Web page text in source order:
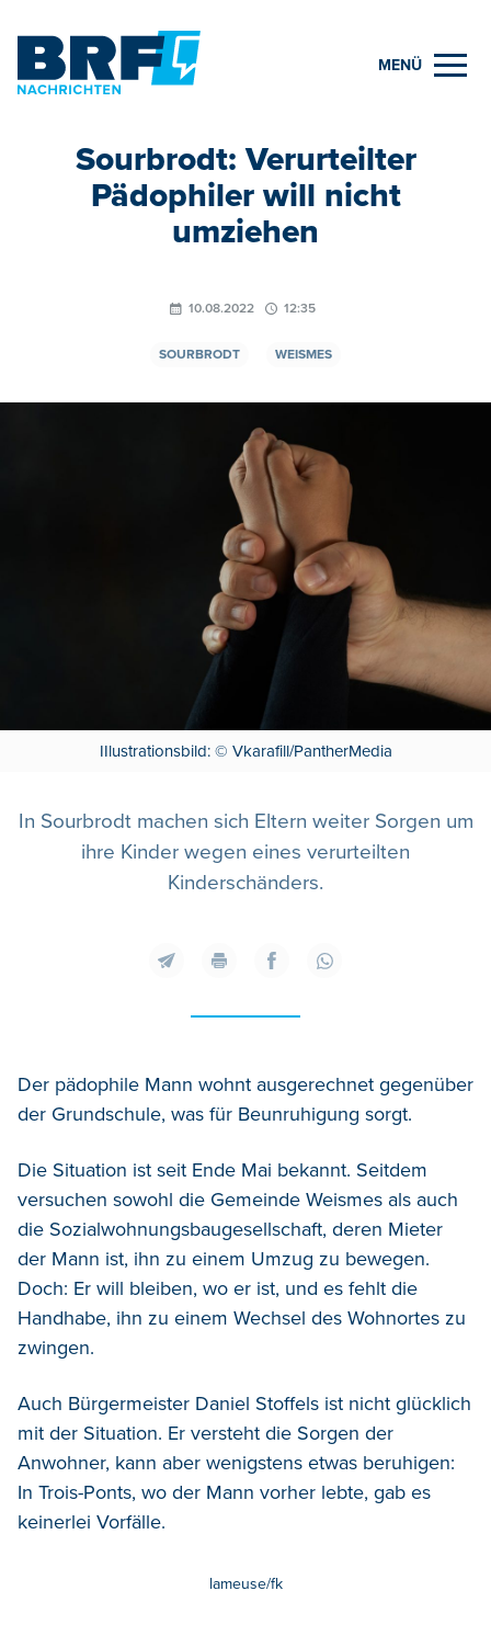
MENÜ
Sourbrodt: Verurteilter
Pädophiler will nicht
umziehen
10.08.2022 12:35
SOURBRODT WEISMES
IIlustrationsbild: © Vkarafill/PantherMedia
In Sourbrodt machen sich Eltern weiter Sorgen um
ihre Kinder wegen eines verurteilten
Kinderschänders.
Der pädophile Mann wohnt ausgerechnet gegenüber
der Grundschule, was für Beunruhigung sorgt.
Die Situation ist seit Ende Mai bekannt. Seitdem
versuchen sowohl die Gemeinde Weismes als auch
die Sozialwohnungsbaugesellschaft, deren Mieter
der Mann ist, ihn zu einem Umzug zu bewegen.
Doch: Er will bleiben, wo er ist, und es fehlt die
Handhabe, ihn zu einem Wechsel des Wohnortes zu
zwingen.
Auch Bürgermeister Daniel Stoffels ist nicht glücklich
mit der Situation. Er versteht die Sorgen der
Anwohner, kann aber wenigstens etwas beruhigen:
In Trois-Ponts, wo der Mann vorher lebte, gab es
keinerlei Vorfälle.
lameuse/fk